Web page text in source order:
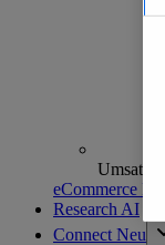
eCommerce
Research AI
Connect Neu